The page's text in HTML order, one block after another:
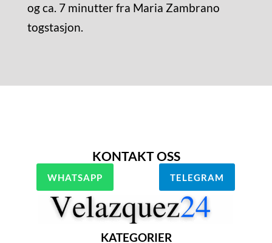
og ca. 7 minutter fra Maria Zambrano
togstasjon.
KONTAKT OSS
WHATSAPP TELEGRAM
KATEGORIER